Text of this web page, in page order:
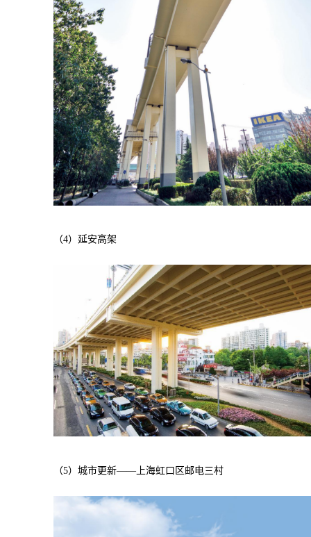
（4）延安高架
（5）城市更新——上海虹口区邮电三村